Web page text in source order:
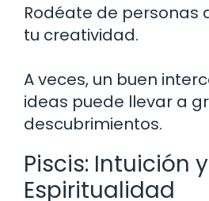
Rodéate de personas
tu creatividad.
A veces, un buen
ideas puede llevar a
descubrimientos.
Piscis: Intuición y
Espiritualidad